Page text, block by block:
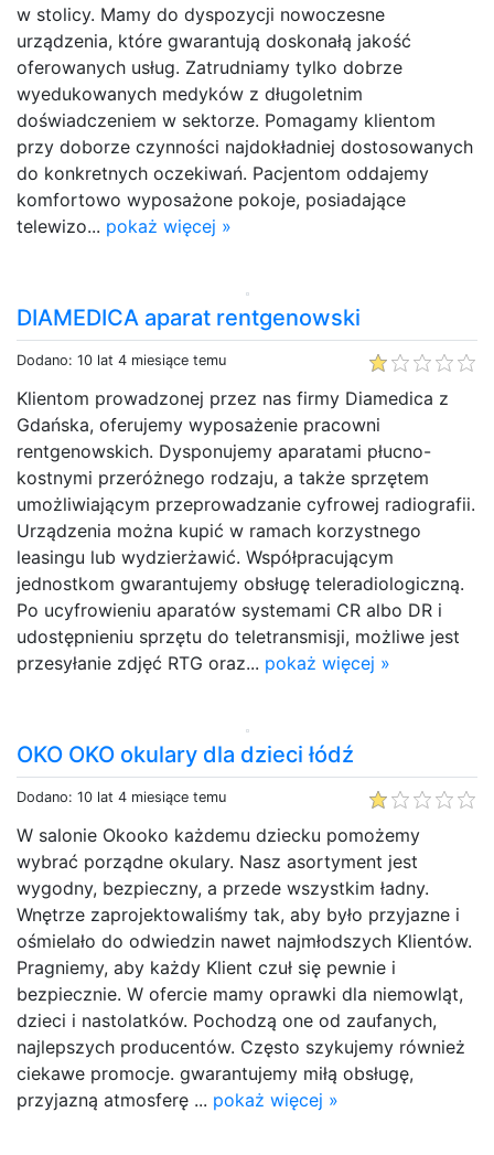
w stolicy. Mamy do dyspozycji nowoczesne
urządzenia, które gwarantują doskonałą jakość
oferowanych usług. Zatrudniamy tylko dobrze
wyedukowanych medyków z długoletnim
doświadczeniem w sektorze. Pomagamy klientom
przy doborze czynności najdokładniej dostosowanych
do konkretnych oczekiwań. Pacjentom oddajemy
komfortowo wyposażone pokoje, posiadające
telewizo... pokaż więcej »
DIAMEDICA aparat rentgenowski
Dodano: 10 lat 4 miesiące temu
Klientom prowadzonej przez nas firmy Diamedica z
Gdańska, oferujemy wyposażenie pracowni
rentgenowskich. Dysponujemy aparatami płucno-
kostnymi przeróżnego rodzaju, a także sprzętem
umożliwiającym przeprowadzanie cyfrowej radiografii.
Urządzenia można kupić w ramach korzystnego
leasingu lub wydzierżawić. Współpracującym
jednostkom gwarantujemy obsługę teleradiologiczną.
Po ucyfrowieniu aparatów systemami CR albo DR i
udostępnieniu sprzętu do teletransmisji, możliwe jest
przesyłanie zdjęć RTG oraz... pokaż więcej »
OKO OKO okulary dla dzieci łódź
Dodano: 10 lat 4 miesiące temu
W salonie Okooko każdemu dziecku pomożemy
wybrać porządne okulary. Nasz asortyment jest
wygodny, bezpieczny, a przede wszystkim ładny.
Wnętrze zaprojektowaliśmy tak, aby było przyjazne i
ośmielało do odwiedzin nawet najmłodszych Klientów.
Pragniemy, aby każdy Klient czuł się pewnie i
bezpiecznie. W ofercie mamy oprawki dla niemowląt,
dzieci i nastolatków. Pochodzą one od zaufanych,
najlepszych producentów. Często szykujemy również
ciekawe promocje. gwarantujemy miłą obsługę,
przyjazną atmosferę ... pokaż więcej »